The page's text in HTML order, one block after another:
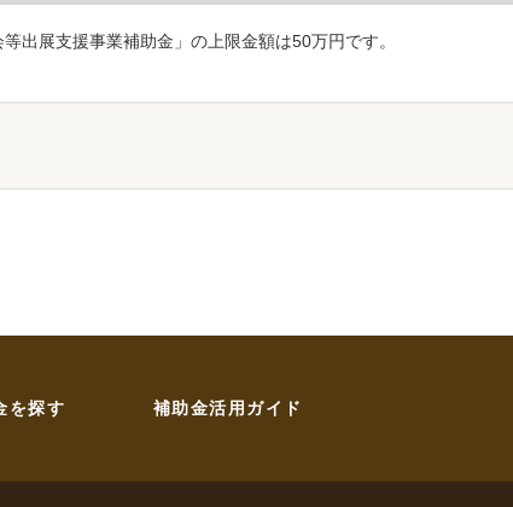
出展支援事業補助金」の上限金額は50万円です。
を探す 補助金活用ガイド